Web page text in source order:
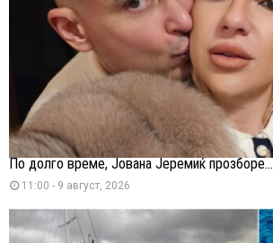
По долго време, Јована Јеремиќ прозборе...
11:00 - 9 август, 2026